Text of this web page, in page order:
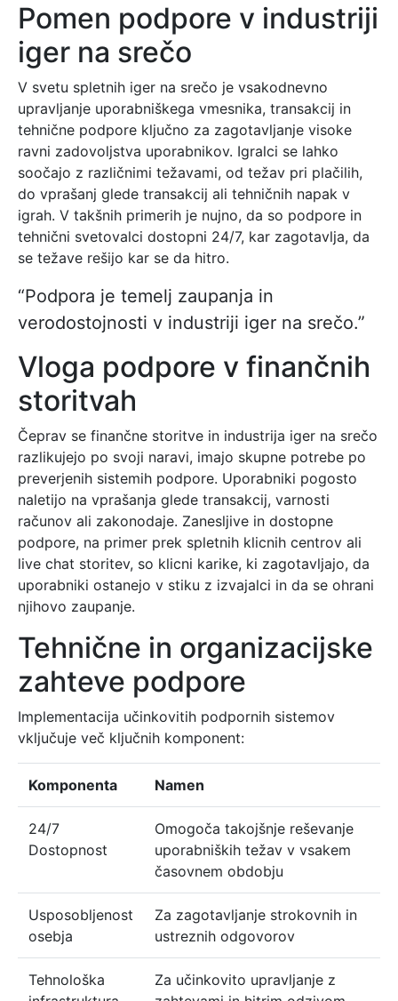
Pomen podpore v industriji
iger na srečo
V svetu spletnih iger na srečo je vsakodnevno
upravljanje uporabniškega vmesnika, transakcij in
tehnične podpore ključno za zagotavljanje visoke
ravni zadovoljstva uporabnikov. Igralci se lahko
soočajo z različnimi težavami, od težav pri plačilih,
do vprašanj glede transakcij ali tehničnih napak v
igrah. V takšnih primerih je nujno, da so podpore in
tehnični svetovalci dostopni 24/7, kar zagotavlja, da
se težave rešijo kar se da hitro.
“Podpora je temelj zaupanja in
verodostojnosti v industriji iger na srečo.”
Vloga podpore v finančnih
storitvah
Čeprav se finančne storitve in industrija iger na srečo
razlikujejo po svoji naravi, imajo skupne potrebe po
preverjenih sistemih podpore. Uporabniki pogosto
naletijo na vprašanja glede transakcij, varnosti
računov ali zakonodaje. Zanesljive in dostopne
podpore, na primer prek spletnih klicnih centrov ali
live chat storitev, so klicni karike, ki zagotavljajo, da
uporabniki ostanejo v stiku z izvajalci in da se ohrani
njihovo zaupanje.
Tehnične in organizacijske
zahteve podpore
Implementacija učinkovitih podpornih sistemov
vključuje več ključnih komponent:
Komponenta Namen
24/7
Dostopnost
Omogoča takojšnje reševanje
uporabniških težav v vsakem
časovnem obdobju
Usposobljenost
osebja
Za zagotavljanje strokovnih in
ustreznih odgovorov
Tehnološka
Za učinkovito upravljanje z